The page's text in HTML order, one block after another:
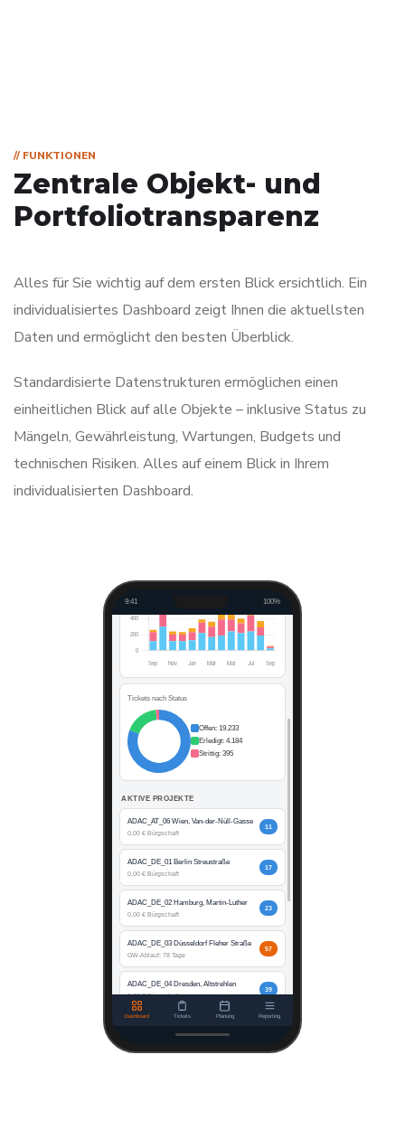
// FUNKTIONEN
Zentrale Objekt- und
Portfoliotransparenz
Alles für Sie wichtig auf dem ersten Blick ersichtlich. Ein
individualisiertes Dashboard zeigt Ihnen die aktuellsten
Daten und ermöglicht den besten Überblick.
Standardisierte Datenstrukturen ermöglichen einen
einheitlichen Blick auf alle Objekte – inklusive Status zu
Mängeln, Gewährleistung, Wartungen, Budgets und
technischen Risiken. Alles auf einem Blick in Ihrem
individualisierten Dashboard.
9:41 100%
mms
GEW-Dashboard
19.233 4.184
Tickets nach Status
Offen: 19.233
Erledigt: 4.184
Strittig: 395
AKTIVE PROJEKTE
ADAC_AT_06 Wien, Van-der-Nüll-Gasse
0,00 € Bürgschaft
11
ADAC_DE_01 Berlin Streustraße
0,00 € Bürgschaft
17
ADAC_DE_02 Hamburg, Martin-Luther
0,00 € Bürgschaft
23
ADAC_DE_03 Düsseldorf Fleher Straße
GW-Ablauf: 78 Tage
57
ADAC_DE_04 Dresden, Altstrehlen
0,00 € Bürgschaft
39
0,00 € Bürgschaft
Dashboard Tickets Planung Reporting